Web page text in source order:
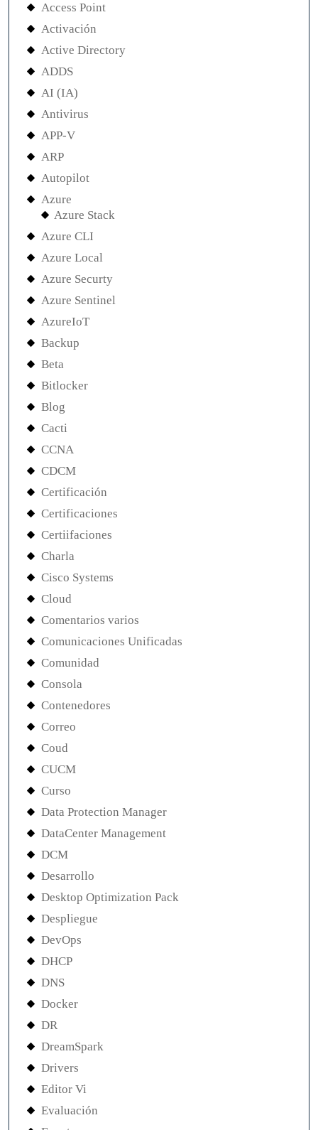
Access Point
Activación
Active Directory
ADDS
AI (IA)
Antivirus
APP-V
ARP
Autopilot
Azure
Azure Stack
Azure CLI
Azure Local
Azure Securty
Azure Sentinel
AzureIoT
Backup
Beta
Bitlocker
Blog
Cacti
CCNA
CDCM
Certificación
Certificaciones
Certiifaciones
Charla
Cisco Systems
Cloud
Comentarios varios
Comunicaciones Unificadas
Comunidad
Consola
Contenedores
Correo
Coud
CUCM
Curso
Data Protection Manager
DataCenter Management
DCM
Desarrollo
Desktop Optimization Pack
Despliegue
DevOps
DHCP
DNS
Docker
DR
DreamSpark
Drivers
Editor Vi
Evaluación